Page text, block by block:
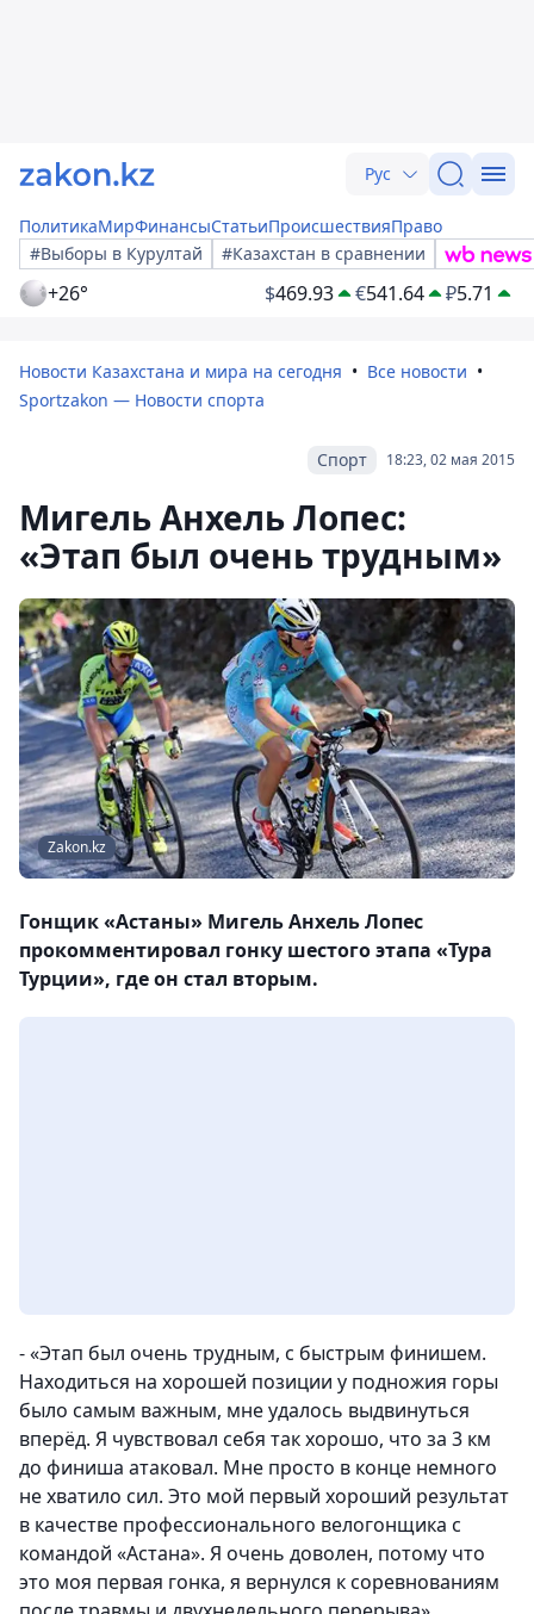
Рус
ПолитикаМирФинансыСтатьиПроисшествияПраво
#Выборы в Курултай
#Казахстан в сравнении
+26° $469.93 €541.64 ₽5.71
Новости Казахстана и мира на сегодня
Все новости
Sportzakon — Новости спорта
18:23, 02 мая 2015
Спорт
Мигель Анхель Лопес:
«Этап был очень трудным»
Zakon.kz
Гонщик «Астаны» Мигель Анхель Лопес
прокомментировал гонку шестого этапа «Тура
Турции», где он стал вторым.
-«Этап был очень трудным, с быстрым финишем.
Находиться на хорошей позиции у подножия горы
было самым важным, мне удалось выдвинуться
вперёд. Я чувствовал себя так хорошо, что за 3 км
до финиша атаковал. Мне просто в конце немного
не хватило сил. Это мой первый хороший результат
в качестве профессионального велогонщика с
командой «Астана». Я очень доволен, потому что
это моя первая гонка, я вернулся к соревнованиям